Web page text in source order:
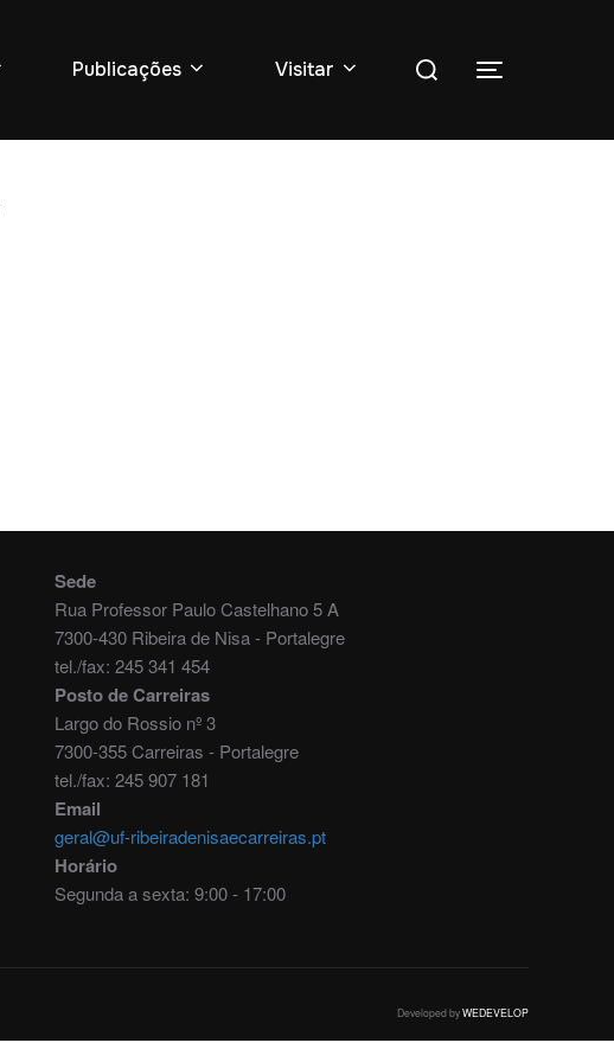
Publicações Visitar
por:
Toggle
Sede
Rua Professor Paulo Castelhano 5 A
7300-430 Ribeira de Nisa - Portalegre
tel./fax: 245 341 454
Posto de Carreiras
Largo do Rossio nº 3
7300-355 Carreiras - Portalegre
tel./fax: 245 907 181
Email
geral@uf-ribeiradenisaecarreiras.pt
Horário
Segunda a sexta: 9:00 - 17:00
Developed byWEDEVELOP